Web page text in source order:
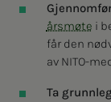
årsmøte i
får den
av NITO-
Ta